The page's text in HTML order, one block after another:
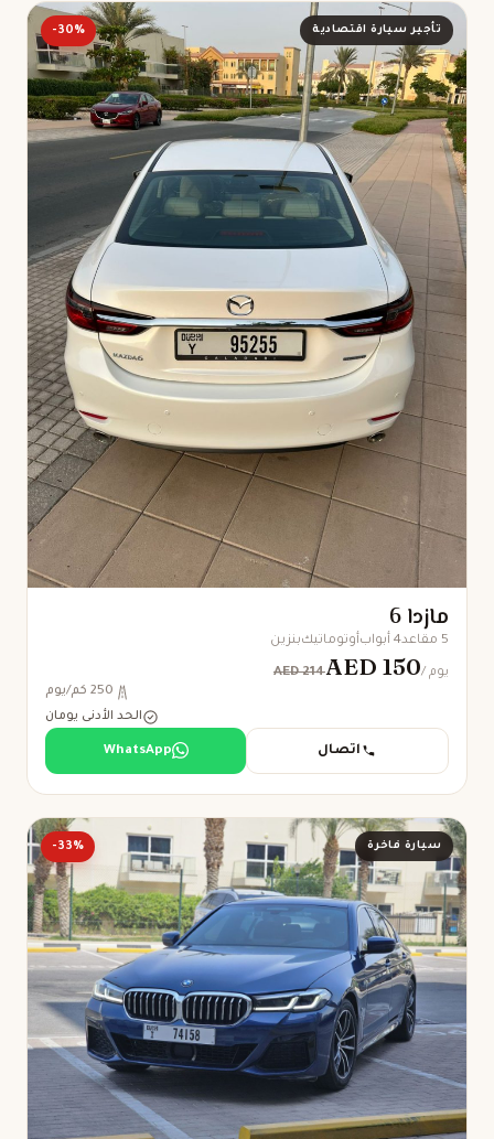
تأجير سيارة اقتصادية -30%
مازدا 6
5 مقاعد 4 أبواب أوتوماتيكبنزين
AED 214AED 150 / يوم
250 كم/يوم
الحد الأدنى يومان
اتصال WhatsApp
سيارة فاخرة -33%